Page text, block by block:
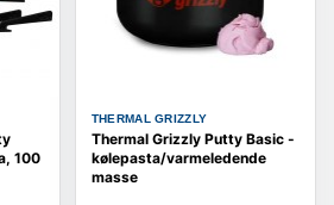
100
THERMAL GRIZZLY
Thermal Grizzly Putty Basic -
kølepasta/varmeledende
masse